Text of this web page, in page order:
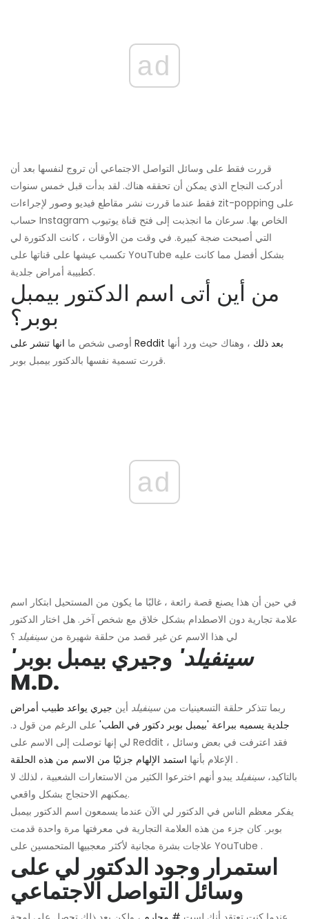
ad
قررت فقط على وسائل التواصل الاجتماعي أن تروج لنفسها بعد أن
أدركت النجاح الذي يمكن أن تحققه هناك. لقد بدأت قبل خمس سنوات
فقط عندما قررت نشر مقاطع فيديو وصور لإجراءات zit-popping على
حساب Instagram الخاص بها. سرعان ما انجذبت إلى فتح قناة يوتيوب
التي أصبحت ضجة كبيرة. في وقت من الأوقات ، كانت الدكتورة لي
تكسب عيشها على قناتها على YouTube بشكل أفضل مما كانت عليه
كطبيبة أمراض جلدية.
من أين أتى اسم الدكتور بيمبل
بوبر؟
أوصى شخص ما انها تنشر على Reddit بعد ذلك ، وهناك حيث ورد أنها
قررت تسمية نفسها بالدكتور بيمبل بوبر.
ad
في حين أن هذا يصنع قصة رائعة ، غالبًا ما يكون من المستحيل ابتكار اسم
علامة تجارية دون الاصطدام بشكل خلاق مع شخص آخر. هل اختار الدكتور
لي هذا الاسم عن غير قصد من حلقة شهيرة من سينفيلد ؟
'سينفيلد' وجيري بيمبل بوبر
M.D.
ربما تتذكر حلقة التسعينيات من سينفيلد أين جيري يواعد طبيب أمراض
جلدية يسميه ببراعة 'بيمبل بوبر دكتور في الطب' على الرغم من قول د.
لي إنها توصلت إلى الاسم على Reddit ، فقد اعترفت في بعض وسائل
الإعلام بأنها استمد الإلهام جزئيًا من الاسم من هذه الحلقة
.
بالتاكيد، سينفيلد يبدو أنهم اخترعوا الكثير من الاستعارات الشعبية ، لذلك لا
يمكنهم الاحتجاج بشكل واقعي.
يفكر معظم الناس في الدكتور لي الآن عندما يسمعون اسم الدكتور بيمبل
بوبر. كان جزء من هذه العلامة التجارية في معرفتها مرة واحدة قدمت
علاجات بشرة مجانية لأكثر معجبيها المتحمسين على YouTube .
استمرار وجود الدكتور لي على
وسائل التواصل الاجتماعي